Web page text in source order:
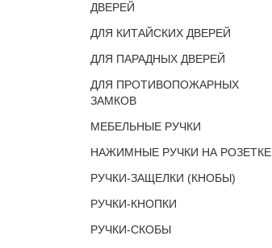
ДВЕРЕЙ
ДЛЯ КИТАЙСКИХ ДВЕРЕЙ
ДЛЯ ПАРАДНЫХ ДВЕРЕЙ
ДЛЯ ПРОТИВОПОЖАРНЫХ
ЗАМКОВ
МЕБЕЛЬНЫЕ РУЧКИ
НАЖИМНЫЕ РУЧКИ НА РОЗЕТКЕ
РУЧКИ-ЗАЩЕЛКИ (КНОБЫ)
РУЧКИ-КНОПКИ
РУЧКИ-СКОБЫ